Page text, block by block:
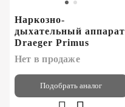
Наркозно-
дыхательный аппарат
Draeger Primus
Нет в продаже
Подобрать аналог